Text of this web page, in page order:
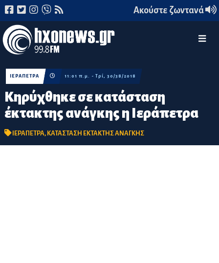
Ακούστε ζωντανά
Κηρύχθηκε σε κατάσταση
έκτακτης ανάγκης η Ιεράπετρα
ΙΕΡΑΠΕΤΡΑ 11:01 π.μ. - Τρί, 30/38/2018
ΙΕΡΑΠΕΤΡΑ, ΚΑΤΑΣΤΑΣΗ ΕΚΤΑΚΤΗΣ ΑΝΑΓΚΗΣ